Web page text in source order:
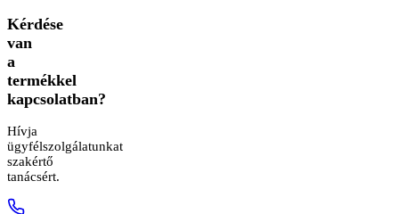
Kérdése
van
a
termékkel
kapcsolatban?
Hívja
ügyfélszolgálatunkat
szakértő
tanácsért.